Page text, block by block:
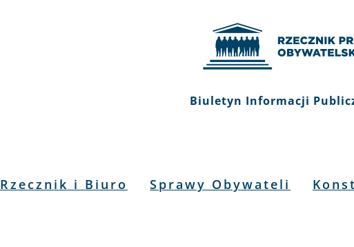
Biuletyn Informacji
Rzecznik i Biuro Sprawy Obywateli